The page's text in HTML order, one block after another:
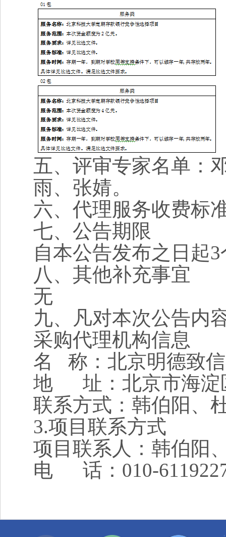
五、评审专家名单：
雨、张婧。
六、代理服务收费标
七、公告期限
自本公告发布之日起
八、其他补充事宜
无
九、凡对本次公告内
采购代理机构信息
名 称：北京明德致
地 址：北京市海淀
联系方式： 韩伯阳、
3.项目联系方式
项目联系人： 韩伯阳
电 话：010-